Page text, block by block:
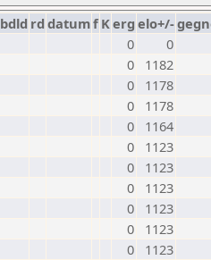
bdld rd datumf Kerg elo+/-
0
0
0
1182
0
1178
0
1178
0
1164
0
1123
0
1123
0
1123
0
1123
0
1123
0
1123